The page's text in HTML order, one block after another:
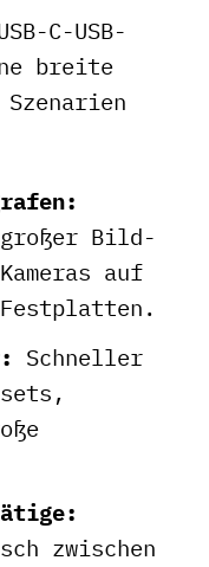
C-USB-
breite
Bild-
auf
Schneller
zwischen